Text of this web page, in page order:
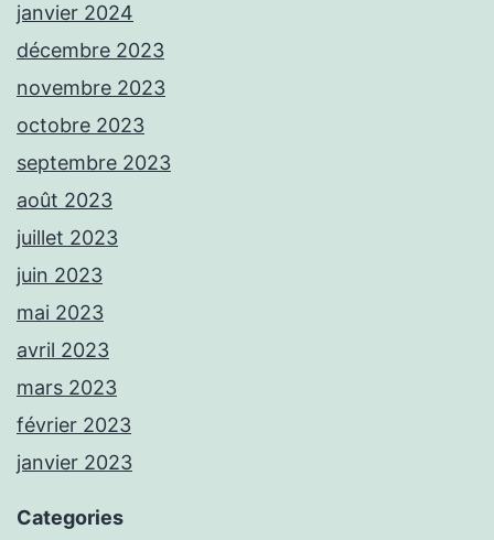
janvier 2024
décembre 2023
novembre 2023
octobre 2023
septembre 2023
août 2023
juillet 2023
juin 2023
mai 2023
avril 2023
mars 2023
février 2023
janvier 2023
Categories